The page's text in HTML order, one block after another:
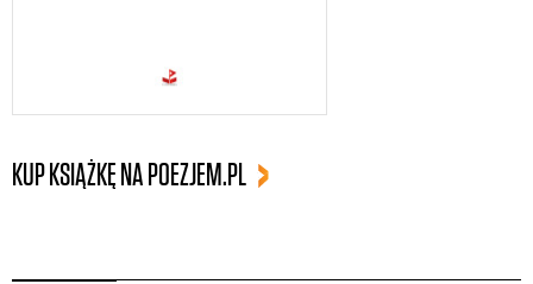
KUP KSIĄŻKĘ NA POEZJEM.PL